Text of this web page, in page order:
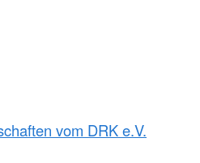
vom DRK e.V.